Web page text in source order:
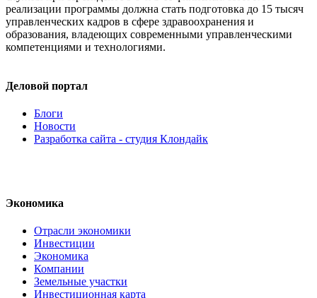
реализации программы должна стать подготовка до 15 тысяч
управленческих кадров в сфере здравоохранения и
образования, владеющих современными управленческими
компетенциями и технологиями.
Деловой портал
Блоги
Новости
Разработка сайта - студия Клондайк
Экономика
Отрасли экономики
Инвестиции
Экономика
Компании
Земельные участки
Инвестиционная карта